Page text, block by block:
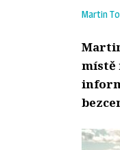
Martin
místě